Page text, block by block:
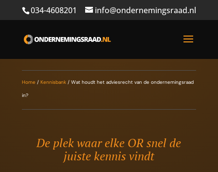
034-4608201 info@ondernemingsraad.nl
Home/ Kennisbank/ Wat houdt het adviesrecht van de ondernemingsraad
in?
De plek waar elke OR snel de
juiste kennis vindt